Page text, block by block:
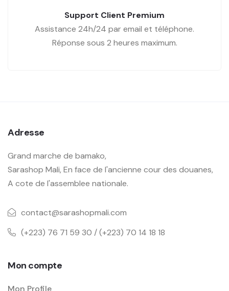
Support Client Premium
Assistance 24h/24 par email et téléphone.
Réponse sous 2 heures maximum.
Adresse
Grand marche de bamako,
Sarashop Mali, En face de l'ancienne cour des douanes,
A cote de l'assemblee nationale.
contact@sarashopmali.com
(+223) 76 71 59 30 / (+223) 70 14 18 18
Mon compte
Mon Profile